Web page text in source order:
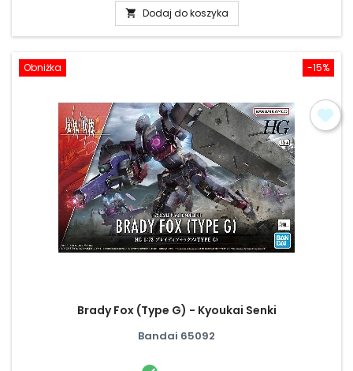
 Dodaj do koszyka
-15%
Obniżka
Brady Fox (Type G) - Kyoukai Senki
Bandai 65092